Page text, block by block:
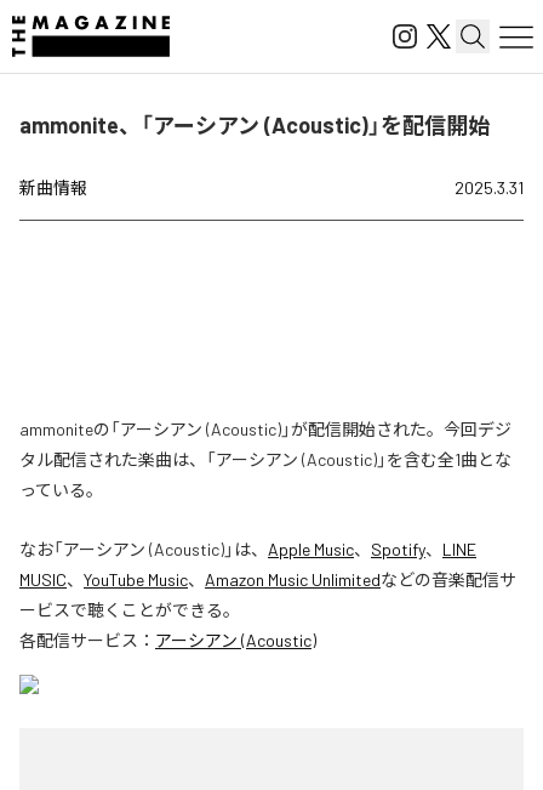
ammonite、「アーシアン (Acoustic)」を配信開始
新曲情報 2025.3.31
ammoniteの「アーシアン (Acoustic)」が配信開始された。今回デジ
タル配信された楽曲は、「アーシアン (Acoustic)」を含む全1曲とな
っている。
なお「アーシアン (Acoustic)」は、 Apple Music、 Spotify、 LINE
MUSIC、 YouTube Music、 Amazon Music Unlimitedなどの音楽配信サ
ービスで聴くことができる。
各配信サービス： アーシアン (Acoustic)